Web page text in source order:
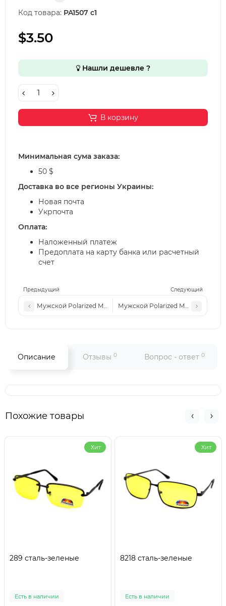
Предыдущий Следующий
Мужской Polarized MATLRXS PA1507 с2Мужской Polarized MATLRXS
Код товара: PA1507 с1
$3.50
Нашли дешевле ?
В корзину
Минимальная сума заказа:
50 $
Доставка во все регионы Украины:
Новая почта
Укрпочта
Оплата:
Наложенный платеж
Предоплата на карту банка или расчетный
счет
Описание Отзывы 0 Вопрос - ответ 0
Похожие товары
Хит
289 сталь-зеленые
Есть в наличии
Хит
8218 сталь-зеленые
Есть в наличии